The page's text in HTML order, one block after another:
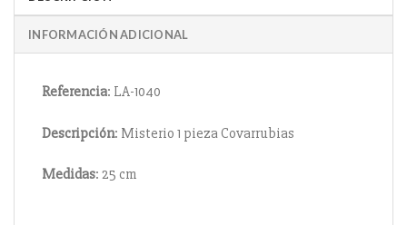
INFORMACIÓN ADICIONAL
Referencia: LA-1040
Descripción: Misterio 1 pieza Covarrubias
Medidas: 25 cm